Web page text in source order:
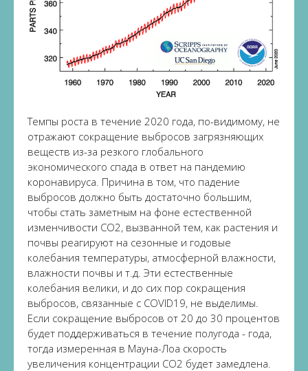
Темпы роста в течение 2020 года, по-видимому, не
отражают сокращение выбросов загрязняющих
веществ из-за резкого глобального
экономического спада в ответ на пандемию
коронавируса. Причина в том, что падение
выбросов должно быть достаточно большим,
чтобы стать заметным на фоне естественной
изменчивости CO2, вызванной тем, как растения и
почвы реагируют на сезонные и годовые
колебания температуры, атмосферной влажности,
влажности почвы и т.д. Эти естественные
колебания велики, и до сих пор сокращения
выбросов, связанные с COVID19, не выделимы.
Если сокращение выбросов от 20 до 30 процентов
будет поддерживаться в течение полугода - года,
тогда измеренная в Мауна-Лоа скорость
увеличения концентрации CO2 будет замедлена.